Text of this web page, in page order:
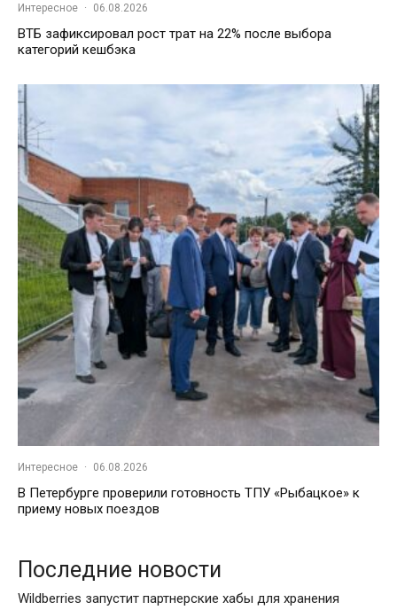
Интересное · 06.08.2026
ВТБ зафиксировал рост трат на 22% после выбора
категорий кешбэка
Интересное · 06.08.2026
В Петербурге проверили готовность ТПУ «Рыбацкое» к
приему новых поездов
Последние новости
Wildberries запустит партнерские хабы для хранения